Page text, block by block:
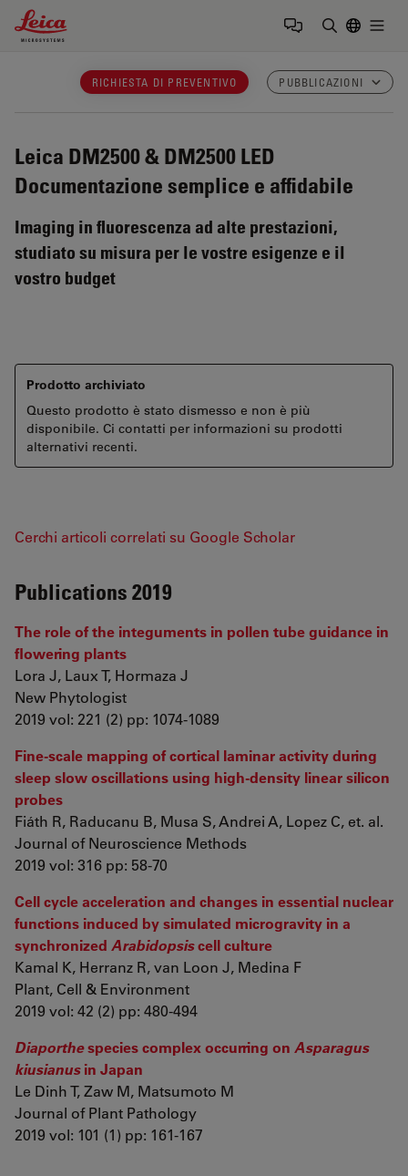
Leica Microsystems Logo
RICHIESTA DI PREVENTIVO PUBBLICAZIONI
Leica DM2500 & DM2500 LED
Documentazione semplice e affidabile
Imaging in fluorescenza ad alte prestazioni,
studiato su misura per le vostre esigenze e il
vostro budget
Prodotto archiviato
Questo prodotto è stato dismesso e non è più
disponibile. Ci contatti per informazioni su prodotti
alternativi recenti.
Cerchi articoli correlati su Google Scholar
Publications 2019
The role of the integuments in pollen tube guidance in
flowering plants
Lora J, Laux T, Hormaza J
New Phytologist
2019 vol: 221 (2) pp: 1074-1089
Fine-scale mapping of cortical laminar activity during
sleep slow oscillations using high-density linear silicon
probes
Fiáth R, Raducanu B, Musa S, Andrei A, Lopez C, et. al.
Journal of Neuroscience Methods
2019 vol: 316 pp: 58-70
Cell cycle acceleration and changes in essential nuclear
functions induced by simulated microgravity in a
synchronized Arabidopsiscell culture
Kamal K, Herranz R, van Loon J, Medina F
Plant, Cell & Environment
2019 vol: 42 (2) pp: 480-494
Diaporthespecies complex occurring on Asparagus
kiusianusin Japan
Le Dinh T, Zaw M, Matsumoto M
Journal of Plant Pathology
2019 vol: 101 (1) pp: 161-167